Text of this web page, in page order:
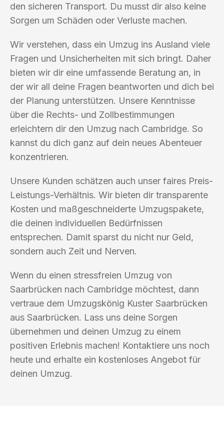
den sicheren Transport. Du musst dir also keine
Sorgen um Schäden oder Verluste machen.
Wir verstehen, dass ein Umzug ins Ausland viele
Fragen und Unsicherheiten mit sich bringt. Daher
bieten wir dir eine umfassende Beratung an, in
der wir all deine Fragen beantworten und dich bei
der Planung unterstützen. Unsere Kenntnisse
über die Rechts- und Zollbestimmungen
erleichtern dir den Umzug nach Cambridge. So
kannst du dich ganz auf dein neues Abenteuer
konzentrieren.
Unsere Kunden schätzen auch unser faires Preis-
Leistungs-Verhältnis. Wir bieten dir transparente
Kosten und maßgeschneiderte Umzugspakete,
die deinen individuellen Bedürfnissen
entsprechen. Damit sparst du nicht nur Geld,
sondern auch Zeit und Nerven.
Wenn du einen stressfreien Umzug von
Saarbrücken nach Cambridge möchtest, dann
vertraue dem Umzugskönig Kuster Saarbrücken
aus Saarbrücken. Lass uns deine Sorgen
übernehmen und deinen Umzug zu einem
positiven Erlebnis machen! Kontaktiere uns noch
heute und erhalte ein kostenloses Angebot für
deinen Umzug.